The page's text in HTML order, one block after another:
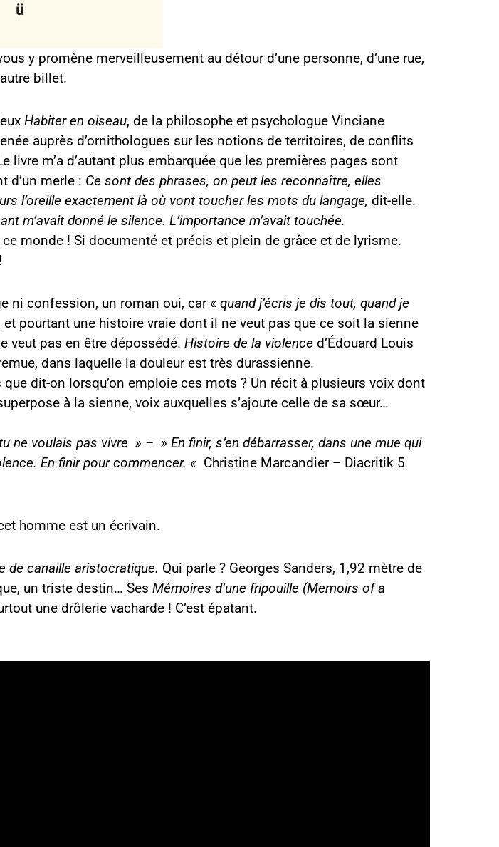
y promène merveilleusement au détour d’une personne, d’une rue,
billet.
Habiter en oiseau, de la philosophe et psychologue Vinciane
auprès d’ornithologues sur les notions de territoires, de conflits
livre m’a d’autant plus embarquée que les premières pages sont
d’un merle : Ce sont des phrases, on peut les reconnaître, elles
l’oreille exactement là où vont toucher les mots du langage, dit-elle.
m’avait donné le silence. L’importance m’avait touchée.
monde ! Si documenté et précis et plein de grâce et de lyrisme.
ni confession, un roman oui, car « quand j’écris je dis tout, quand je
et pourtant une histoire vraie dont il ne veut pas que ce soit la sienne
veut pas en être dépossédé. Histoire de la violence d’Édouard Louis
dans laquelle la douleur est très durassienne.
dit-on lorsqu’on emploie ces mots ? Un récit à plusieurs voix dont
à la sienne, voix auxquelles s’ajoute celle de sa sœur…
voulais pas vivre » – » En finir, s’en débarrasser, dans une mue qui
En finir pour commencer. « Christine Marcandier – Diacritik 5
homme est un écrivain.
de canaille aristocratique. Qui parle ? Georges Sanders, 1,92 mètre de
un triste destin… Ses Mémoires d’une fripouille (Memoirs of a
une drôlerie vacharde ! C’est épatant.